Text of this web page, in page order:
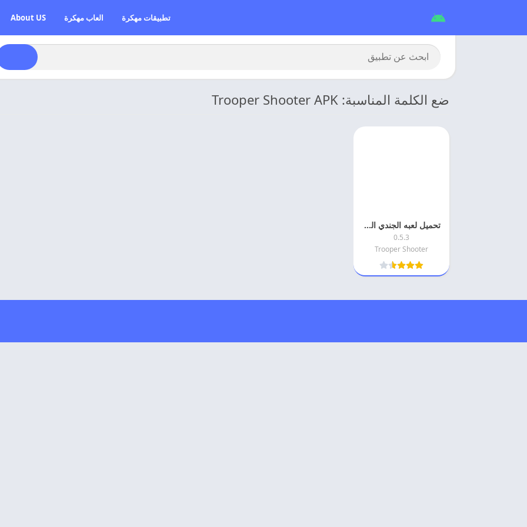
تطبيقات مهكرة العاب مهكرة About US
ضع الكلمة المناسبة: Trooper Shooter APK
تحميل لعبه الجندي القناص 2026 Trooper Shooter مهكره للاندرويد
0.5.3
Trooper Shooter